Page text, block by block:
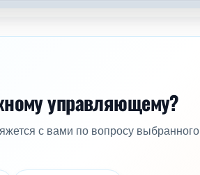
управляющему?
с вами по вопросу выбранного